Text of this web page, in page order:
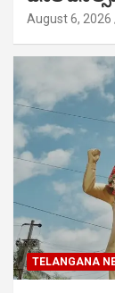
August 6, 2026
TELANGANA